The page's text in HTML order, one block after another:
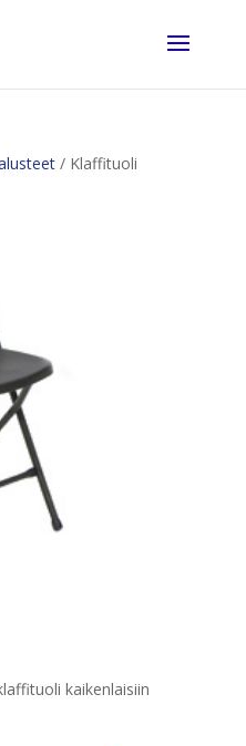
/ Klaffituoli
kaikenlaisiin